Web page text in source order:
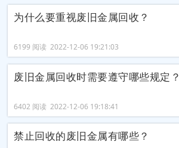
为什么要重视废旧金属回收？
6199 阅读 2022-12-06 19:21:03
废旧金属回收时需要遵守哪些规定？
6402 阅读 2022-12-06 19:18:41
禁止回收的废旧金属有哪些？